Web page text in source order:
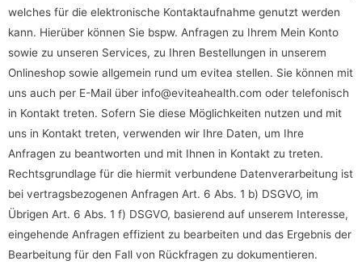
welches für die elektronische Kontaktaufnahme genutzt werden
kann. Hierüber können Sie bspw. Anfragen zu Ihrem Mein Konto
sowie zu unseren Services, zu Ihren Bestellungen in unserem
Onlineshop sowie allgemein rund um evitea stellen. Sie können mit
uns auch per E-Mail über info@eviteahealth.com oder telefonisch
in Kontakt treten. Sofern Sie diese Möglichkeiten nutzen und mit
uns in Kontakt treten, verwenden wir Ihre Daten, um Ihre
Anfragen zu beantworten und mit Ihnen in Kontakt zu treten.
Rechtsgrundlage für die hiermit verbundene Datenverarbeitung ist
bei vertragsbezogenen Anfragen Art. 6 Abs. 1 b) DSGVO, im
Übrigen Art. 6 Abs. 1 f) DSGVO, basierend auf unserem Interesse,
eingehende Anfragen effizient zu bearbeiten und das Ergebnis der
Bearbeitung für den Fall von Rückfragen zu dokumentieren.